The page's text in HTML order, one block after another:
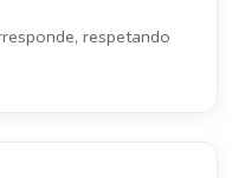
respetando